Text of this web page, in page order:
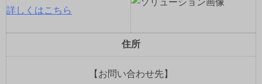
詳しくはこちら
住所
【お問い合わせ先】